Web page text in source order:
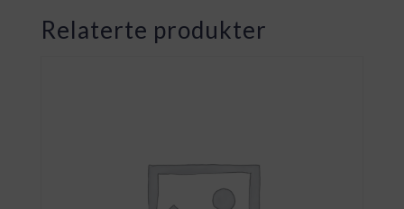
Relaterte produkter